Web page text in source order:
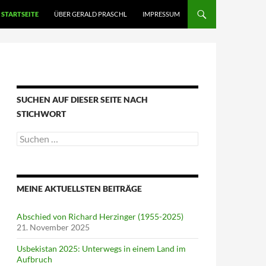
STARTSEITE ÜBER GERALD PRASCHL IMPRESSUM
SUCHEN AUF DIESER SEITE NACH
STICHWORT
Suche
nach:
MEINE AKTUELLSTEN BEITRÄGE
Abschied von Richard Herzinger (1955-2025)
21. November 2025
Usbekistan 2025: Unterwegs in einem Land im
Aufbruch